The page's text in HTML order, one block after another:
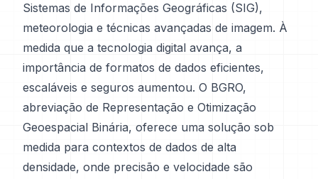
Sistemas de Informações Geográficas (SIG),
meteorologia e técnicas avançadas de imagem. À
medida que a tecnologia digital avança, a
importância de formatos de dados eficientes,
escaláveis e seguros aumentou. O BGRO,
abreviação de Representação e Otimização
Geoespacial Binária, oferece uma solução sob
medida para contextos de dados de alta
densidade, onde precisão e velocidade são